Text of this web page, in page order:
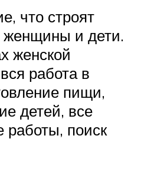
что строят
и дети.
женской
работа в
пищи,
детей, все
работы, поиск